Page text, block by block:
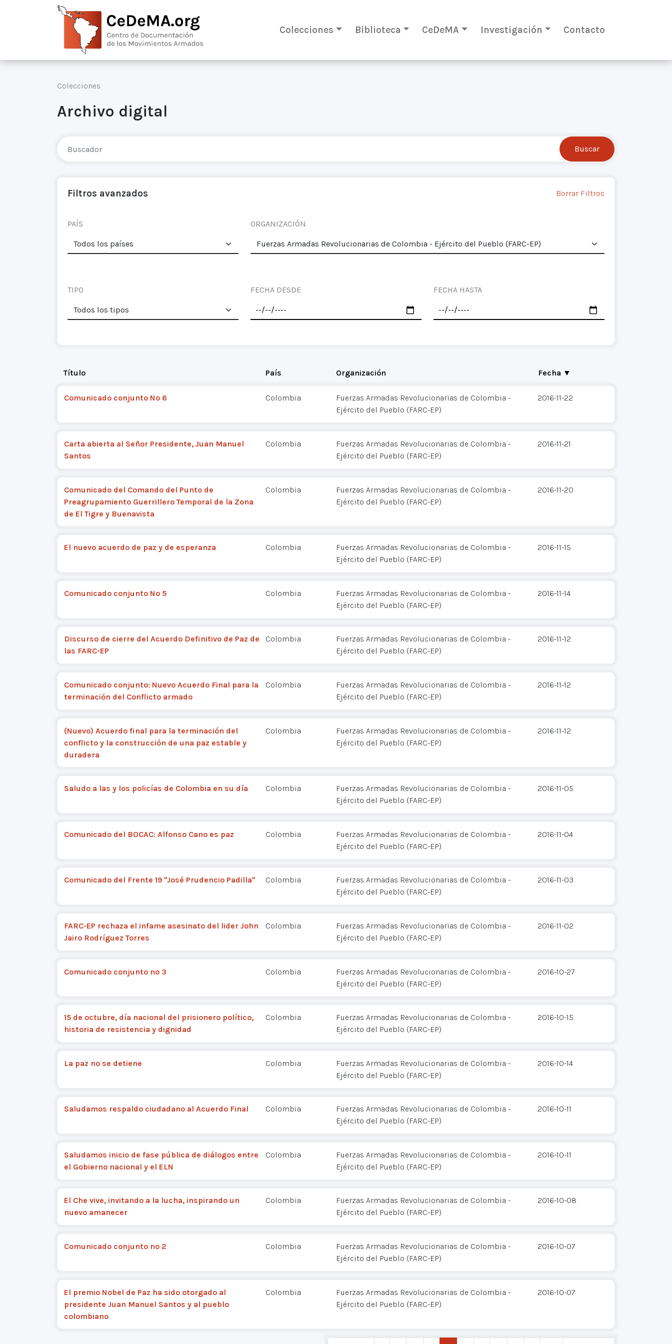
Colecciones Biblioteca CeDeMA Investigación Contacto
Colecciones
Archivo digital
Filtros avanzados Borrar Filtros
PAÍS ORGANIZACIÓN
TIPO FECHA DESDE FECHA HASTA
Título País Organización Fecha ▼
Comunicado conjunto Nº 6 Colombia
Fuerzas Armadas Revolucionarias de Colombia -
Ejército del Pueblo (FARC-EP)
2016-11-22
Carta abierta al Señor Presidente, Juan Manuel
Santos
Colombia
Fuerzas Armadas Revolucionarias de Colombia -
Ejército del Pueblo (FARC-EP)
2016-11-21
Comunicado del Comando del Punto de
Preagrupamiento Guerrillero Temporal de la Zona
de El Tigre y Buenavista
Colombia
Fuerzas Armadas Revolucionarias de Colombia -
Ejército del Pueblo (FARC-EP)
2016-11-20
El nuevo acuerdo de paz y de esperanza Colombia
Fuerzas Armadas Revolucionarias de Colombia -
Ejército del Pueblo (FARC-EP)
2016-11-15
Comunicado conjunto Nº 5 Colombia
Fuerzas Armadas Revolucionarias de Colombia -
Ejército del Pueblo (FARC-EP)
2016-11-14
Discurso de cierre del Acuerdo Definitivo de Paz de
las FARC-EP
Colombia
Fuerzas Armadas Revolucionarias de Colombia -
Ejército del Pueblo (FARC-EP)
2016-11-12
Comunicado conjunto: Nuevo Acuerdo Final para la
terminación del Conflicto armado
Colombia
Fuerzas Armadas Revolucionarias de Colombia -
Ejército del Pueblo (FARC-EP)
2016-11-12
(Nuevo) Acuerdo final para la terminación del
conflicto y la construcción de una paz estable y
duradera
Colombia
Fuerzas Armadas Revolucionarias de Colombia -
Ejército del Pueblo (FARC-EP)
2016-11-12
Saludo a las y los policías de Colombia en su día Colombia
Fuerzas Armadas Revolucionarias de Colombia -
Ejército del Pueblo (FARC-EP)
2016-11-05
Comunicado del BOCAC: Alfonso Cano es paz Colombia
Fuerzas Armadas Revolucionarias de Colombia -
Ejército del Pueblo (FARC-EP)
2016-11-04
Comunicado del Frente 19 "José Prudencio Padilla" Colombia
Fuerzas Armadas Revolucionarias de Colombia -
Ejército del Pueblo (FARC-EP)
2016-11-03
FARC-EP rechaza el infame asesinato del lider John
Jairo Rodríguez Torres
Colombia
Fuerzas Armadas Revolucionarias de Colombia -
Ejército del Pueblo (FARC-EP)
2016-11-02
Comunicado conjunto nº 3 Colombia
Fuerzas Armadas Revolucionarias de Colombia -
Ejército del Pueblo (FARC-EP)
2016-10-27
15 de octubre, día nacional del prisionero político,
historia de resistencia y dignidad
Colombia
Fuerzas Armadas Revolucionarias de Colombia -
Ejército del Pueblo (FARC-EP)
2016-10-15
La paz no se detiene Colombia
Fuerzas Armadas Revolucionarias de Colombia -
Ejército del Pueblo (FARC-EP)
2016-10-14
Saludamos respaldo ciudadano al Acuerdo Final Colombia
Fuerzas Armadas Revolucionarias de Colombia -
Ejército del Pueblo (FARC-EP)
2016-10-11
Saludamos inicio de fase pública de diálogos entre
el Gobierno nacional y el ELN
Colombia
Fuerzas Armadas Revolucionarias de Colombia -
Ejército del Pueblo (FARC-EP)
2016-10-11
El Che vive, invitando a la lucha, inspirando un
nuevo amanecer
Colombia
Fuerzas Armadas Revolucionarias de Colombia -
Ejército del Pueblo (FARC-EP)
2016-10-08
Comunicado conjunto nº 2 Colombia
Fuerzas Armadas Revolucionarias de Colombia -
Ejército del Pueblo (FARC-EP)
2016-10-07
El premio Nobel de Paz ha sido otorgado al
presidente Juan Manuel Santos y al pueblo
colombiano
Colombia
Fuerzas Armadas Revolucionarias de Colombia -
Ejército del Pueblo (FARC-EP)
2016-10-07